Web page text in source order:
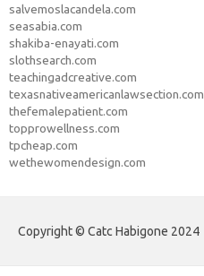
salvemoslacandela.com
seasabia.com
shakiba-enayati.com
slothsearch.com
teachingadcreative.com
texasnativeamericanlawsection.com
thefemalepatient.com
topprowellness.com
tpcheap.com
wethewomendesign.com
Copyright © Catc Habigone 2024